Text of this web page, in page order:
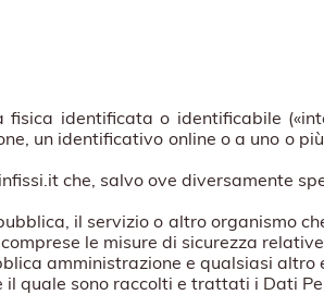
identificata o identificabile
un identificativo online o a uno o
che, salvo ove diversamente
il servizio o altro organismo
le misure di sicurezza
amministrazione e qualsiasi
quale sono raccolti e trattati i Dati